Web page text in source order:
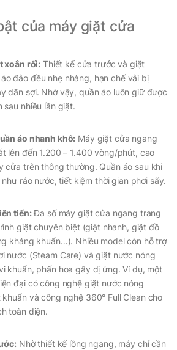
của máy giặt cửa
xoắn rối: Thiết kế cửa trước và giặt
đảo đều nhẹ nhàng, hạn chế vải bị
dãn sợi. Nhờ vậy, quần áo luôn giữ được
nhiều lần giặt.
áo nhanh khô: Máy giặt cửa ngang
lên đến 1.200 – 1.400 vòng/phút, cao
cửa trên thông thường. Quần áo sau khi
ráo nước, tiết kiệm thời gian phơi sấy.
tiến:Đa số máy giặt cửa ngang trang
giặt chuyên biệt (giặt nhanh, giặt đồ
kháng khuẩn…). Nhiều model còn hỗ trợ
nước (Steam Care) và giặt nước nóng
khuẩn, phấn hoa gây dị ứng. Ví dụ, một
đại có công nghệ giặt nước nóng
và công nghệ 360° Full Clean cho
toàn diện.
Nhờ thiết kế lồng ngang, máy chỉ cần